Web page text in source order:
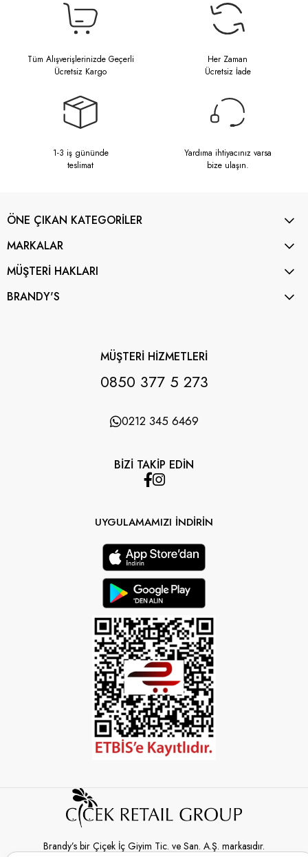
Tüm Alışverişlerinizde Geçerli
Ücretsiz Kargo
Her Zaman
Ücretsiz İade
1-3 iş gününde
teslimat
Yardıma ihtiyacınız varsa
bize ulaşın.
ÖNE ÇIKAN KATEGORİLER
MARKALAR
MÜŞTERİ HAKLARI
BRANDY'S
MÜŞTERİ HİZMETLERİ
0850 377 5 273
0212 345 6469
BİZİ TAKİP EDİN
UYGULAMAMIZI İNDİRİN
Brandy’s bir Çiçek İç Giyim Tic. ve San. A.Ş. markasıdır.